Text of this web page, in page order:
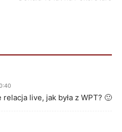
live, jak była z WPT? 🙂